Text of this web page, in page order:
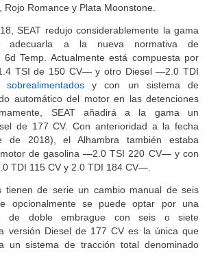
Romance y Plata Moonstone.
SEAT redujo considerablemente la gama
adecuarla a la nueva normativa de
6d Temp. Actualmente está compuesta por
TSI de 150 CV— y otro Diesel —2.0 TDI
sobrealimentadosy con un sistema de
automático del motor en las detenciones
SEAT añadirá a la gama un
de 177 CV. Con anterioridad a la fecha
de 2018), el Alhambra también estaba
de gasolina —2.0 TSI 220 CV— y con
TDI 115 CV y 2.0 TDI 184 CV—.
tienen de serie un cambio manual de seis
opcionalmente se puede optar por una
de doble embrague con seis o siete
versión Diesel de 177 CV es la única que
un sistema de tracción total denominado